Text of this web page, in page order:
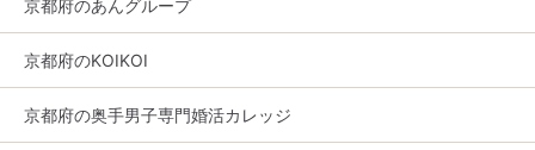
京都府のあんグループ
京都府のKOIKOI
京都府の奥手男子専門婚活カレッジ